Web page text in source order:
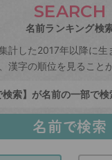
SEARCH
名前ランキング検
計した2017年以降に生
漢字の順位を見ること
索】が名前の一部で
名前で検索